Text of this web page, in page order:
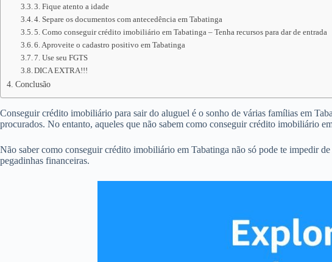
3. Fique atento a idade
4. Separe os documentos com antecedência em Tabatinga
5. Como conseguir crédito imobiliário em Tabatinga – Tenha recursos para dar de entrada
6. Aproveite o cadastro positivo em Tabatinga
7. Use seu FGTS
DICA EXTRA!!!
Conclusão
Conseguir crédito imobiliário para sair do aluguel é o sonho de várias famílias em
procurados. No entanto, aqueles que não sabem como conseguir crédito imobiliário
Não saber como conseguir crédito imobiliário em Tabatinga não só pode te impedir
pegadinhas financeiras.